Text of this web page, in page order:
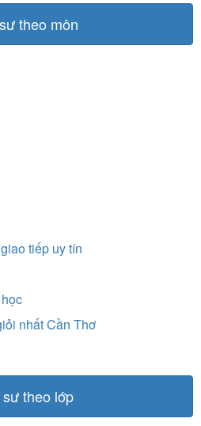
theo môn
tiếp uy tín
nhất Cần Thơ
theo lớp